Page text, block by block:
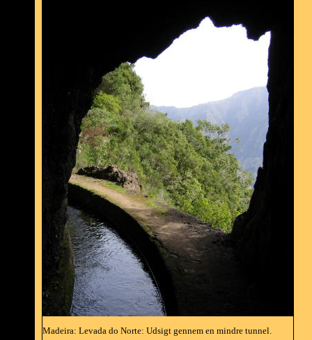
Madeira: Levada do Norte: Udsigt gennem en mindre tunnel.